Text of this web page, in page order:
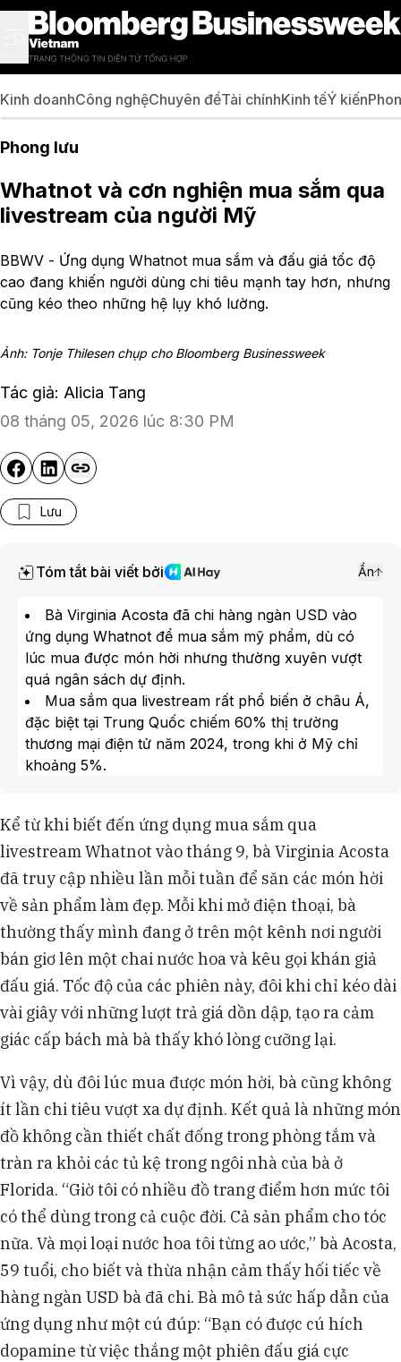
Kinh doanhCông nghệChuyên đềTài chínhKinh tếÝ kiến
Phong lưu
Whatnot và cơn nghiện mua sắm qua
livestream của người Mỹ
BBWV - Ứng dụng Whatnot mua sắm và đấu giá tốc độ
cao đang khiến người dùng chi tiêu mạnh tay hơn, nhưng
cũng kéo theo những hệ lụy khó lường.
Ảnh: Tonje Thilesen chụp cho Bloomberg Businessweek
Tác giả: Alicia Tang
08 tháng 05, 2026 lúc 8:30 PM
Lưu
Tóm tắt bài viết bởi Ẩn
Bà Virginia Acosta đã chi hàng ngàn USD vào
ứng dụng Whatnot để mua sắm mỹ phẩm, dù có
lúc mua được món hời nhưng thường xuyên vượt
quá ngân sách dự định.
Mua sắm qua livestream rất phổ biến ở châu Á,
đặc biệt tại Trung Quốc chiếm 60% thị trường
thương mại điện tử năm 2024, trong khi ở Mỹ chỉ
khoảng 5%.
Andreessen Horowitz và CapitalG, được định giá
11,5 tỷ USD vào tháng 10.
Năm 2024, doanh số trên nền tảng Whatnot đạt
khoảng 8 tỷ USD, tăng mạnh so với 3 tỷ USD năm
trước đó, và thu 8% hoa hồng trên mỗi giao dịch
thành công.
Whatnot đang đối diện nhiều chỉ trích về việc
khuyến khích chi tiêu quá mức, chất lượng hàng
hóa và hoạt động "breaks" bị coi là hình thức xổ
số bất hợp pháp.
Kể từ khi biết đến ứng dụng mua sắm qua
livestream Whatnot vào tháng 9, bà Virginia Acosta
đã truy cập nhiều lần mỗi tuần để săn các món hời
về sản phẩm làm đẹp. Mỗi khi mở điện thoại, bà
thường thấy mình đang ở trên một kênh nơi người
bán giơ lên một chai nước hoa và kêu gọi khán giả
đấu giá. Tốc độ của các phiên này, đôi khi chỉ kéo dài
vài giây với những lượt trả giá dồn dập, tạo ra cảm
giác cấp bách mà bà thấy khó lòng cưỡng lại.
Vì vậy, dù đôi lúc mua được món hời, bà cũng không
ít lần chi tiêu vượt xa dự định. Kết quả là những món
đồ không cần thiết chất đống trong phòng tắm và
tràn ra khỏi các tủ kệ trong ngôi nhà của bà ở
Florida. “Giờ tôi có nhiều đồ trang điểm hơn mức tôi
có thể dùng trong cả cuộc đời. Cả sản phẩm cho tóc
nữa. Và mọi loại nước hoa tôi từng ao ước,” bà Acosta,
59 tuổi, cho biết và thừa nhận cảm thấy hối tiếc về
hàng ngàn USD bà đã chi. Bà mô tả sức hấp dẫn của
ứng dụng như một cú đúp: “Bạn có được cú hích
dopamine từ việc thắng một phiên đấu giá cực